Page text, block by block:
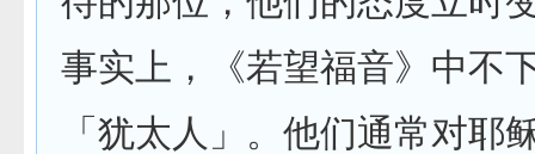
事实上，《若望福音》中不
「犹太人」。他们通常对耶